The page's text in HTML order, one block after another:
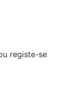
registe-se